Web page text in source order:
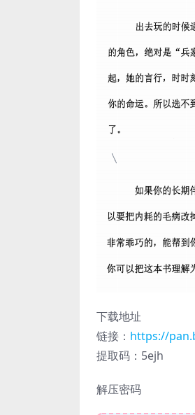
下载地址
链接： https://
提取码：5ejh
解压密码